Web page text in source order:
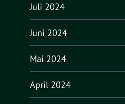
Juli 2024
Juni 2024
Mai 2024
April 2024